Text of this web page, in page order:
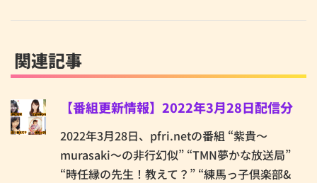
関連記事
【番組更新情報】2022年3月28日配信分
2022年3月28日、pfri.netの番組 “紫貴～
murasaki～の非行幻似” “TMN夢かな放送局”
“時任縁の先生！教えて？” “練馬っ子倶楽部&